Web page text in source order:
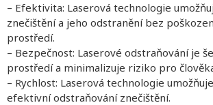
– Efektivita: Laserová technologie
znečištění a jeho odstranění bez
prostředí.
– Bezpečnost: Laserové odstraňování je
prostředí a minimalizuje riziko pro
– Rychlost: Laserová technologie
efektivní odstraňování znečištění.